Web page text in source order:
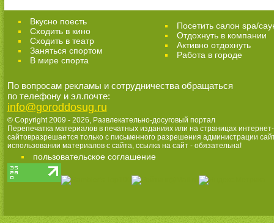
Вкусно поесть
Сходить в кино
Cходить в театр
Заняться спортом
В мире спорта
Посетить салон spa/
Отдохнуть в компании
Активно отдохнуть
Работа в городе
По вопросам рекламы и сотрудничества обращаться
по телефону и эл.почте:
info@goroddosug.ru
© Copyright 2009 - 2026, Развлекательно-досуговый портал
Перепечатка материалов в печатных изданиях или на страницах интернет-
сайтовразрешается только с письменного разрешения администрации
использовании материалов с сайта, ссылка на сайт - обязательна!
пользовательское соглашение